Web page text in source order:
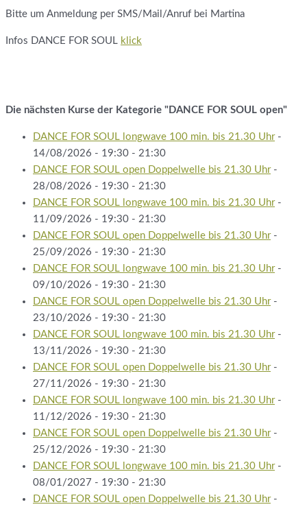
Bitte um Anmeldung per SMS/Mail/Anruf bei Martina
Infos DANCE FOR SOUL klick
Die nächsten Kurse der Kategorie "DANCE FOR SOUL open"
DANCE FOR SOUL longwave 100 min. bis 21.30 Uhr-
14/08/2026 - 19:30 - 21:30
DANCE FOR SOUL open Doppelwelle bis 21.30 Uhr-
28/08/2026 - 19:30 - 21:30
DANCE FOR SOUL longwave 100 min. bis 21.30 Uhr-
11/09/2026 - 19:30 - 21:30
DANCE FOR SOUL open Doppelwelle bis 21.30 Uhr-
25/09/2026 - 19:30 - 21:30
DANCE FOR SOUL longwave 100 min. bis 21.30 Uhr-
09/10/2026 - 19:30 - 21:30
DANCE FOR SOUL open Doppelwelle bis 21.30 Uhr-
23/10/2026 - 19:30 - 21:30
DANCE FOR SOUL longwave 100 min. bis 21.30 Uhr-
13/11/2026 - 19:30 - 21:30
DANCE FOR SOUL open Doppelwelle bis 21.30 Uhr-
27/11/2026 - 19:30 - 21:30
DANCE FOR SOUL longwave 100 min. bis 21.30 Uhr-
11/12/2026 - 19:30 - 21:30
DANCE FOR SOUL open Doppelwelle bis 21.30 Uhr-
25/12/2026 - 19:30 - 21:30
DANCE FOR SOUL longwave 100 min. bis 21.30 Uhr-
08/01/2027 - 19:30 - 21:30
DANCE FOR SOUL open Doppelwelle bis 21.30 Uhr-